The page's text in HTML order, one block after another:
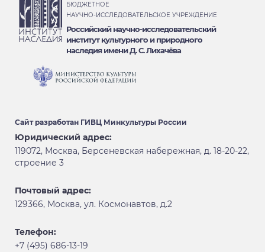
БЮДЖЕТНОЕ
НАУЧНО-ИССЛЕДОВАТЕЛЬСКОЕ УЧРЕЖДЕНИЕ
Российский научно-исследовательский
институт культурного и природного
наследия имени Д. С. Лихачёва
Сайт разработан ГИВЦ Минкультуры России
Юридический адрес:
119072, Москва, Берсеневская набережная, д. 18-20-22,
строение 3
Почтовый адрес:
129366, Москва, ул. Космонавтов, д.2
Телефон:
+7 (495) 686-13-19